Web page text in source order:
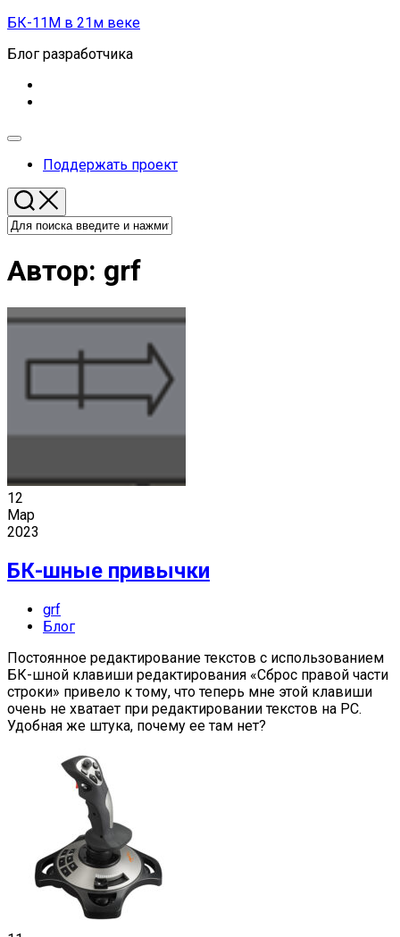
Перейти
содержанию
БК-11М в 21м веке
Блог разработчика
Развернуть
Поддержать проект
Автор: grf
12
Мар
2023
БК-шные привычки
grf
Блог
Постоянное редактирование текстов с использованием
БК-шной клавиши редактирования «Сброс правой части
строки» привело к тому, что теперь мне этой клавиши
очень не хватает при редактировании текстов на PC.
Удобная же штука, почему ее там нет?